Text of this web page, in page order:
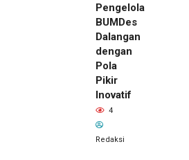
Pengelola
BUMDes
Dalangan
dengan
Pola
Pikir
Inovatif
4
Redaksi